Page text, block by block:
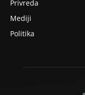
Privreda
Mediji
Politika